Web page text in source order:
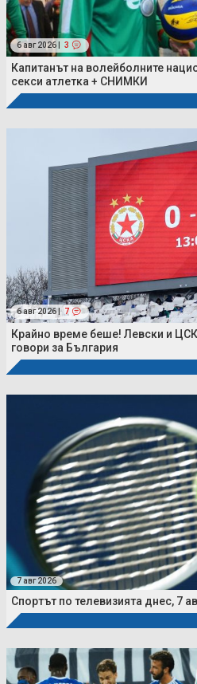
6 авг 2026 | 3
Капитанът на волейболните
секси атлетка + СНИМКИ
6 авг 2026 | 7
Крайно време беше! Левски и
говори за България
7 авг 2026
Спортът по телевизията днес, 7